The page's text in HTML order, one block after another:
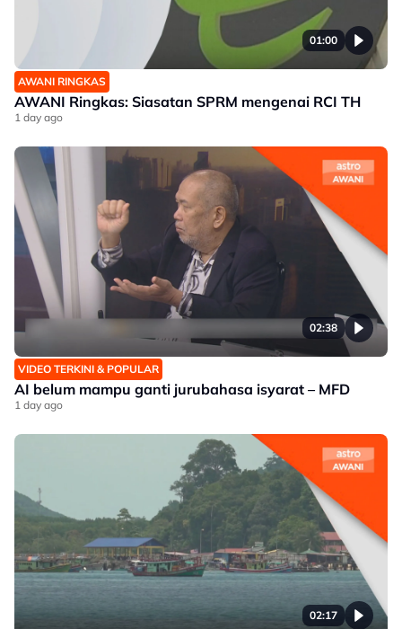
01:00
AWANI RINGKAS
AWANI Ringkas: Siasatan SPRM mengenai RCI TH
1 day ago
02:38
VIDEO TERKINI & POPULAR
AI belum mampu ganti jurubahasa isyarat – MFD
1 day ago
02:17